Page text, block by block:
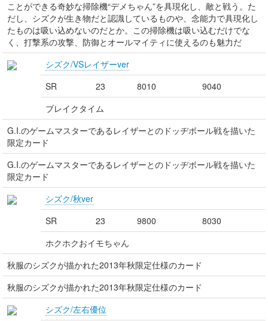
ことができる奇妙な掃除機“デメちゃん”を具現化し、敵と戦う。た
だし、シズクが生き物だと認識しているものや、念能力で具現化し
たものは吸い込めないのだとか。この掃除機は吸い込むだけでな
く、打撃系の攻撃、防御とオールマイティに使えるのも魅力だ
シズク/VSレイザーver
SR
23 8010
9040
ブレイクタイム
G.I.のゲームマスターであるレイザーとのドッヂボール戦を描いた
限定カード
G.I.のゲームマスターであるレイザーとのドッヂボール戦を描いた
限定カード
シズク/秋ver
SR
23 9800
8030
ホクホクおイモちゃん
秋服のシズクが描かれた2013年秋限定仕様のカード
秋服のシズクが描かれた2013年秋限定仕様のカード
シズク/左右優位